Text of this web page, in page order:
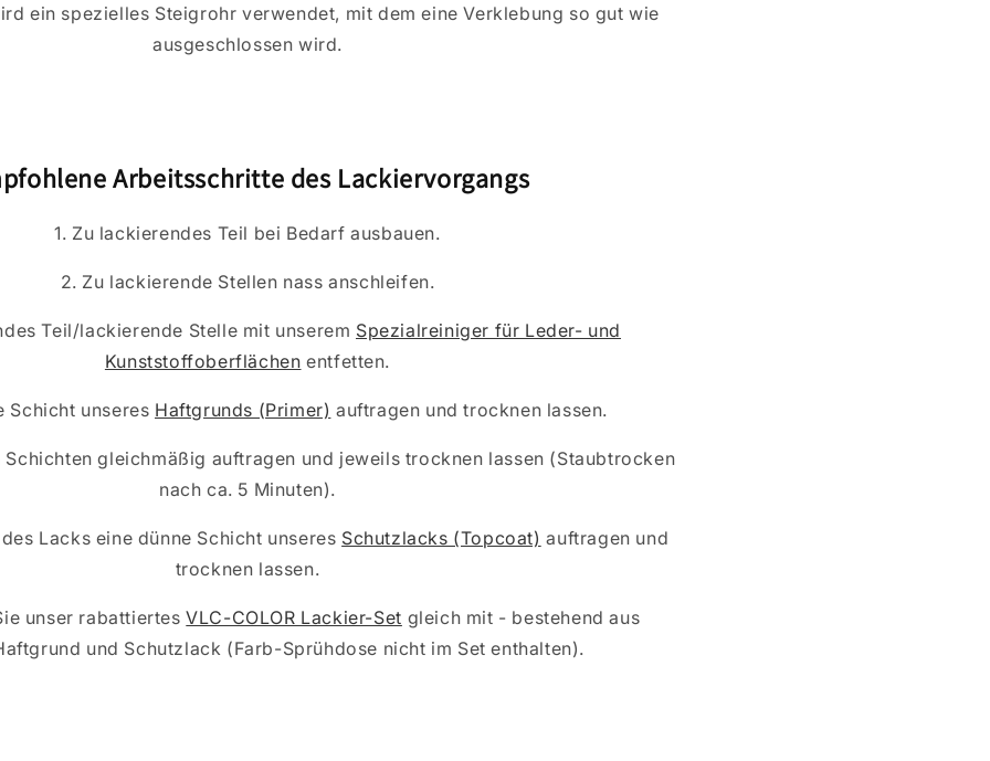
ein spezielles Steigrohr verwendet, mit dem eine Verklebung so gut wie
ausgeschlossen wird.
Arbeitsschritte des Lackiervorgangs
1. Zu lackierendes Teil bei Bedarf ausbauen.
2. Zu lackierende Stellen nass anschleifen.
Teil/lackierende Stelle mit unserem Spezialreiniger für Leder- und
Kunststoffoberflächen entfetten.
Schicht unseres Haftgrunds (Primer) auftragen und trocknen lassen.
Schichten gleichmäßig auftragen und jeweils trocknen lassen (Staubtrocken
nach ca. 5 Minuten).
Lacks eine dünne Schicht unseres Schutzlacks (Topcoat) auftragen und
trocknen lassen.
unser rabattiertesVLC-COLOR Lackier-Set gleich mit - bestehend aus
und Schutzlack (Farb-Sprühdose nicht im Set enthalten).